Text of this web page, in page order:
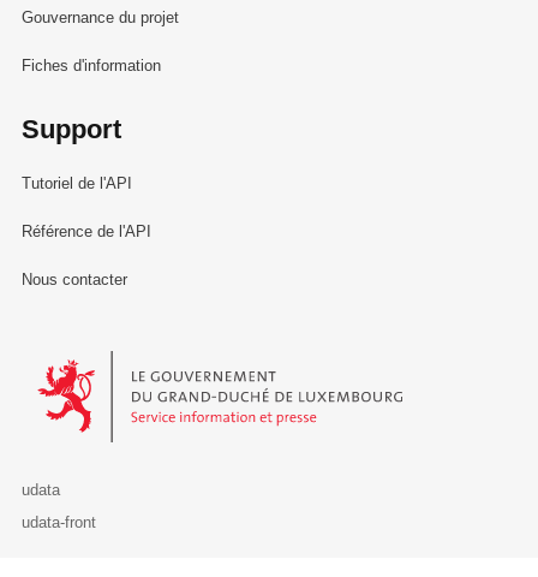
Gouvernance du projet
Fiches d'information
Support
Tutoriel de l'API
Référence de l'API
Nous contacter
Le Gouvernement du Grand-Duché de Luxembourg - Service
udata
udata-front